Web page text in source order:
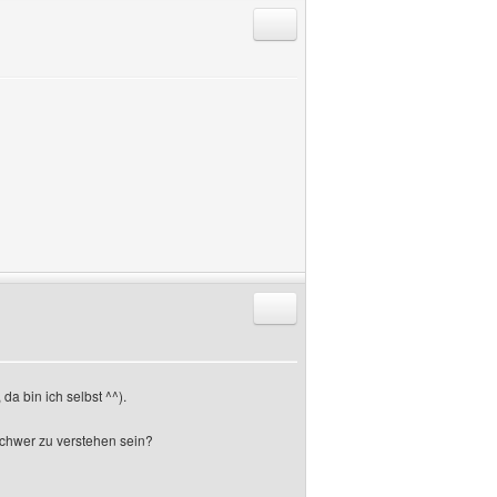
bin ich selbst ^^).
zu verstehen sein?